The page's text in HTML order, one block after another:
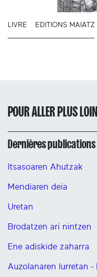
LIVRE EDITIONS MAIATZ
POUR ALLER PLUS
Dernières publications
Itsasoaren Ahutzak
Mendiaren deia
Uretan
Brodatzen ari nintzen
Ene adiskide zaharra
Auzolanaren lurretan